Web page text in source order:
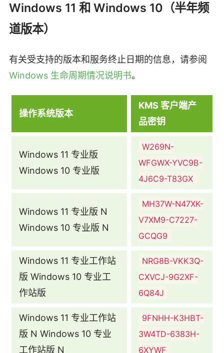
Windows 11 和 Windows 10（半年频
道版本）
有关受支持的版本和服务终止日期的信息，请参阅
Windows 生命周期情况说明书。
操作系统版本
KMS 客户端产
品密钥
Windows 11 专业版
Windows 10 专业版
W269N-
WFGWX-YVC9B-
4J6C9-T83GX
Windows 11 专业版 N
Windows 10 专业版 N
MH37W-N47XK-
V7XM9-C7227-
GCQG9
Windows 11 专业工作站
版 Windows 10 专业工
作站版
NRG8B-VKK3Q-
CXVCJ-9G2XF-
6Q84J
Windows 11 专业工作站
版 N Windows 10 专业
工作站版 N
9FNHH-K3HBT-
3W4TD-6383H-
6XYWF